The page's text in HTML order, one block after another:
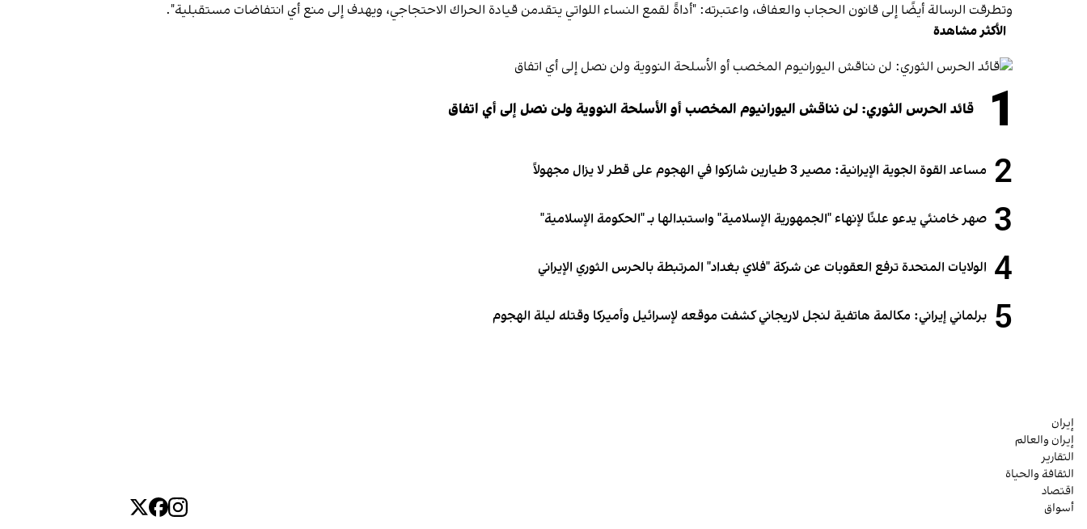
وتطرقت الرسالة أيضًا إلى قانون الحجاب والعفاف، واعتبرته: "أداةً لقمع النساء اللواتي يتقدمن قيادة الحراك الاحتجاجي، ويهدف إلى منع أي انتفاضات مستقبلية".
الأكثر مشاهدة
1 قائد الحرس الثوري: لن نناقش اليورانيوم المخصب أو الأسلحة النووية ولن نصل إلى أي اتفاق
2 مساعد القوة الجوية الإيرانية: مصير 3 طيارين شاركوا في الهجوم على قطر لا يزال مجهولاً
3 صهر خامنئي يدعو علنًا لإنهاء "الجمهورية الإسلامية" واستبدالها بـ "الحكومة الإسلامية"
4 الولايات المتحدة ترفع العقوبات عن شركة "فلاي بغداد" المرتبطة بالحرس الثوري الإيراني
5 برلماني إيراني: مكالمة هاتفية لنجل لاريجاني كشفت موقعه لإسرائيل وأميركا وقتله ليلة الهجوم
إيران
إيران والعالم
التقارير
الثقافة والحياة
اقتصاد
أسواق